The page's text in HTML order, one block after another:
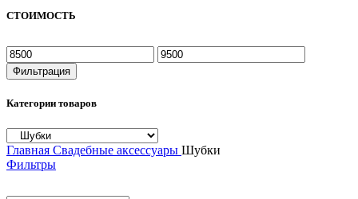
СТОИМОСТЬ
Фильтрация
Категории товаров
Главная Свадебные аксессуары Шубки
Фильтры